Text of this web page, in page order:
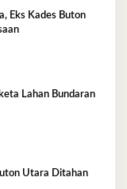
Eks Kades Buton
Lahan Bundaran
Utara Ditahan